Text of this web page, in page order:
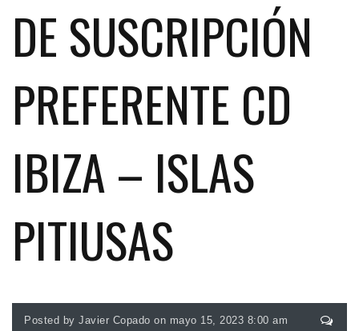
DE SUSCRIPCIÓN
PREFERENTE CD
IBIZA – ISLAS
PITIUSAS
Posted by Javier Copado on mayo 15, 2023 8:00 am